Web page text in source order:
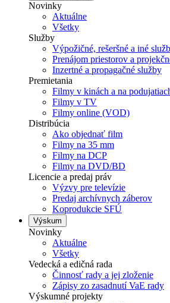
Novinky
Aktuálne
Všetky
Služby
Výpožičné, rešeršné a iné
Prenájom priestorov a
Inzertné a propagačné služby
Premietania
Filmy v kinách a na
Filmy v TV
Filmy online (VOD)
Distribúcia
Ako objednať film
Filmy na 35 mm
Filmy na DCP
Filmy na DVD/BD
Licencie a predaj práv
Výzvy pre televízie
Predaj archívnych záberov
Koprodukcie SFÚ
Výskum
Novinky
Aktuálne
Všetky
Vedecká a edičná rada
Činnosť rady a jej zloženie
Zápisy zo zasadnutí VaE rady
Výskumné projekty